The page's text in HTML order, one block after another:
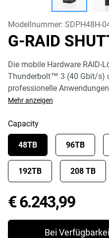
Modellnummer: SDPH48H-
G-RAID
Die mobile Hardware RAID-
Thunderbolt™ 3 (40 Gbit/s)
professionelle
Mehr anzeigen
Capacity
48TB 96TB
192TB 208 TB
€ 6.243,99Price
Bei